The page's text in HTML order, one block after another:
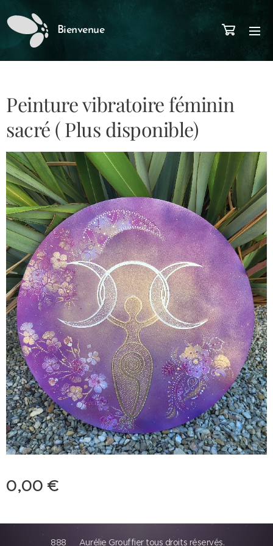
Bienvenue
Peinture vibratoire féminin
sacré ( Plus disponible)
0,00 €
888 Aurélie Grouffier tous droits réservés.